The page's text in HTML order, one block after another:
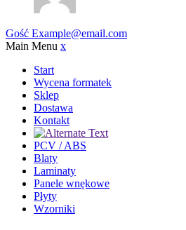
Gość Example@email.com
Main Menu x
Start
Wycena formatek
Sklep
Dostawa
Kontakt
PCV / ABS
Blaty
Laminaty
Panele wnękowe
Płyty
Wzorniki